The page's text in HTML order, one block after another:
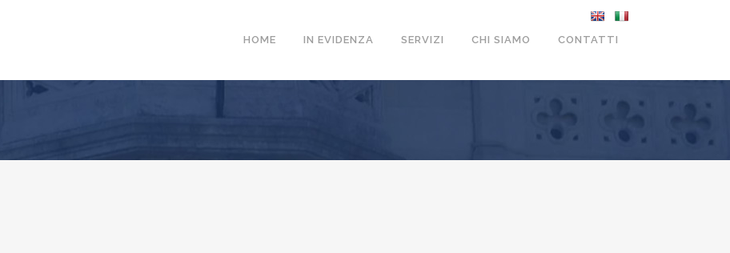
HOME IN EVIDENZA SERVIZI CHI SIAMO CONTATTI